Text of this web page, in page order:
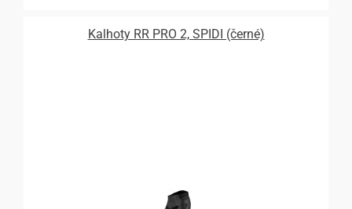
Kalhoty RR PRO 2, SPIDI (černé)